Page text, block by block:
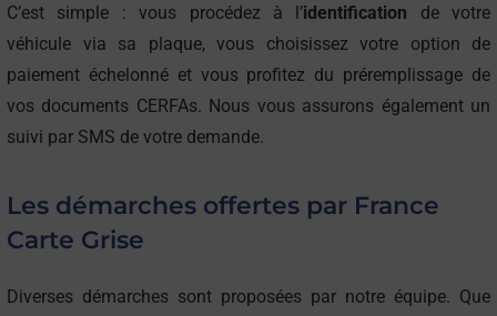
C’est simple : vous procédez à l’identification de votre
véhicule via sa plaque, vous choisissez votre option de
paiement échelonné et vous profitez du préremplissage de
vos documents CERFAs. Nous vous assurons également un
suivi par SMS de votre demande.
Les démarches offertes par France
Carte Grise
Diverses démarches sont proposées par notre équipe. Que